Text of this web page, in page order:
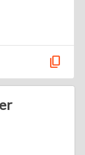
content_copy